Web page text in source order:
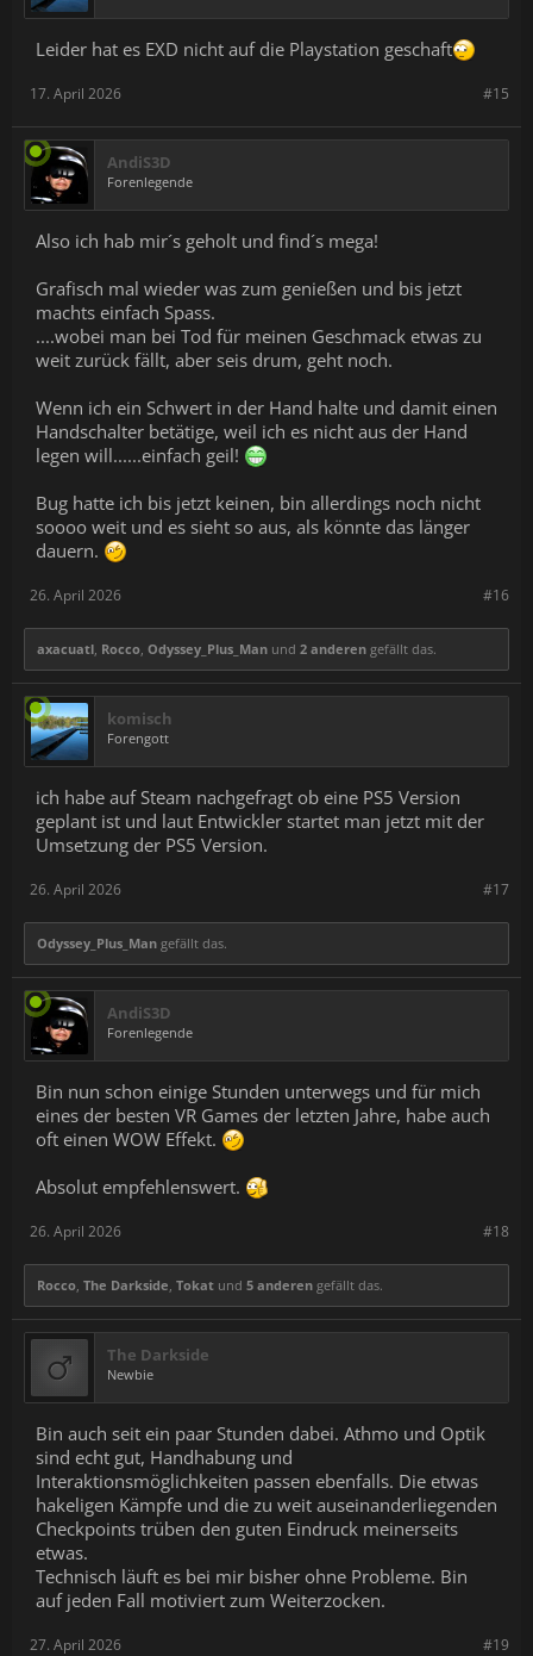
Leider hat es EXD nicht auf die Playstation geschaft
#15
17. April 2026
AndiS3D
Forenlegende
Also ich hab mir´s geholt und find´s mega!
Grafisch mal wieder was zum genießen und bis jetzt
machts einfach Spass.
....wobei man bei Tod für meinen Geschmack etwas zu
weit zurück fällt, aber seis drum, geht noch.
Wenn ich ein Schwert in der Hand halte und damit einen
Handschalter betätige, weil ich es nicht aus der Hand
legen will......einfach geil!
Bug hatte ich bis jetzt keinen, bin allerdings noch nicht
soooo weit und es sieht so aus, als könnte das länger
dauern.
#16
26. April 2026
axacuatl, Rocco, Odyssey_Plus_Man und 2 anderen gefällt das.
komisch
Forengott
ich habe auf Steam nachgefragt ob eine PS5 Version
geplant ist und laut Entwickler startet man jetzt mit der
Umsetzung der PS5 Version.
#17
26. April 2026
Odyssey_Plus_Man gefällt das.
AndiS3D
Forenlegende
Bin nun schon einige Stunden unterwegs und für mich
eines der besten VR Games der letzten Jahre, habe auch
oft einen WOW Effekt.
Absolut empfehlenswert.
#18
26. April 2026
Rocco, The Darkside, Tokat und 5 anderen gefällt das.
The Darkside
Newbie
Bin auch seit ein paar Stunden dabei. Athmo und Optik
sind echt gut, Handhabung und
Interaktionsmöglichkeiten passen ebenfalls. Die etwas
hakeligen Kämpfe und die zu weit auseinanderliegenden
Checkpoints trüben den guten Eindruck meinerseits
etwas.
Technisch läuft es bei mir bisher ohne Probleme. Bin
auf jeden Fall motiviert zum Weiterzocken.
#19
27. April 2026